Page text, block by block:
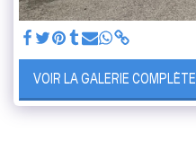
VOIR LA GALERIE COMPLÈTE